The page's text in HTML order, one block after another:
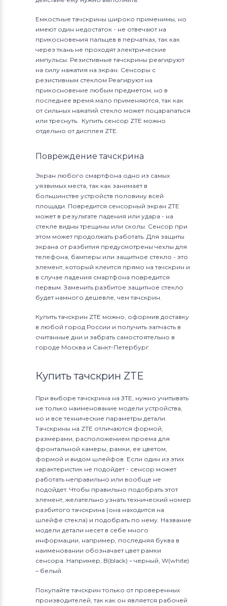
Емкостные тачскрины широко применимы, но
имеют один недостаток - не отвечают на
прикосновения пальцев в перчатках, так как
через ткань не проходят электрические
импульсы. Резистивные тачскрины реагируют
на силу нажатия на экран. Сенсоры с
резистивным стеклом Реагируют на
прикосновение любым предметом, но в
последнее время мало применяются, так как
от сильных нажатий стекло может поцарапаться
или треснуть. Купить сенсор ZTE можно
отдельно от дисплея ZTE.
Повреждение тачскрина
Экран любого смартфона одно из самых
уязвимых места, так как занимает в
большинстве устройств половину всей
площади. Повредится сенсорный экран ZTE
может в результате падения или удара - на
стекле видны трещины или сколы. Сенсор при
этом может продолжать работать. Для защиты
экрана от разбития предусмотрены чехлы для
телефона, бамперы или защитное стекло - это
элемент, который клеится прямо на тачскрин и
в случае падения смартфона повредится
первым. Заменить разбитое защитное стекло
будет намного дешевле, чем тачскрин.
Купить тачскрин ZTE можно, оформив доставку
в любой город России и получить запчасть в
считанные дни и забрать самостоятельно в
городе Москва и Санкт-Петербург.
Купить тачскрин ZTE
При выборе тачскрина на ЗТЕ, нужно учитывать
не только наименование модели устройства,
но и все технические параметры детали.
Тачскрины на ZTE отличаются формой,
размерами, расположением проема для
фронтальной камеры, рамки, ее цветом,
формой и видом шлейфов. Если один из этих
характеристик не подойдет - сенсор может
работать неправильно или вообще не
подойдет. Чтобы правильно подобрать этот
элемент, желательно узнать технический номер
разбитого тачскрина (она находится на
шлейфе стекла) и подобрать по нему. Название
модели детали несет в себе много
информации, например, последняя буква в
наименовании обозначает цвет рамки
сенсора. Например, B(black) – черный, W(white)
– белый.
Покупайте тачскрин только от проверенных
производителей, так как он является рабочей